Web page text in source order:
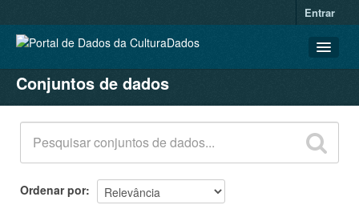
Entrar
CONJUNTOS DE DADOS
ORGANIZAÇÕES
GRUPOS
SOBRE
Conjuntos de dados
Ordenar por